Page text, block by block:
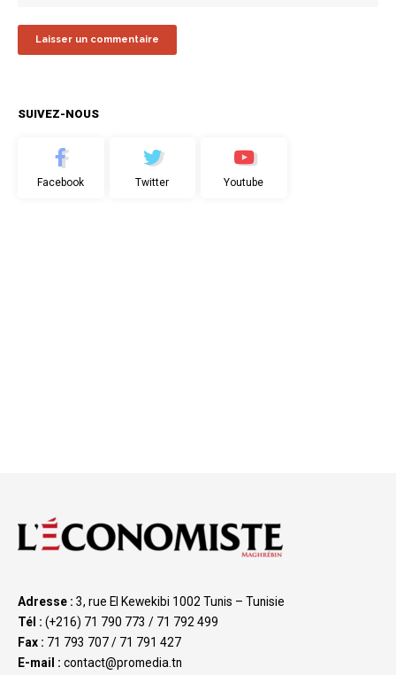
SUIVEZ-NOUS
Facebook Twitter Youtube
Adresse : 3, rue El Kewekibi 1002 Tunis – Tunisie
Tél : (+216) 71 790 773 / 71 792 499
Fax : 71 793 707 / 71 791 427
E-mail : contact@promedia.tn